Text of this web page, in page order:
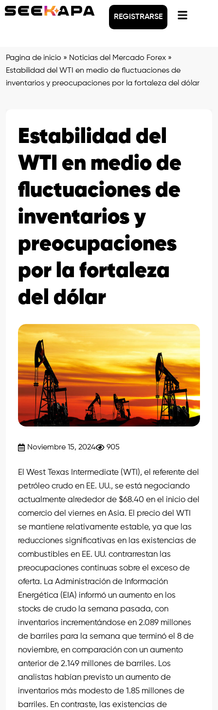
REGISTRARSE
Pagina de inicio » Noticias del Mercado Forex »
Estabilidad del WTI en medio de fluctuaciones de
inventarios y preocupaciones por la fortaleza del dólar
Estabilidad del
WTI en medio de
fluctuaciones de
inventarios y
preocupaciones
por la fortaleza
del dólar
Noviembre 15, 2024 905
El West Texas Intermediate (WTI), el referente del
petróleo crudo en EE. UU., se está negociando
actualmente alrededor de $68.40 en el inicio del
comercio del viernes en Asia. El precio del WTI
se mantiene relativamente estable, ya que las
reducciones significativas en las existencias de
combustibles en EE. UU. contrarrestan las
preocupaciones continuas sobre el exceso de
oferta. La Administración de Información
Energética (EIA) informó un aumento en los
stocks de crudo la semana pasada, con
inventarios incrementándose en 2.089 millones
de barriles para la semana que terminó el 8 de
noviembre, en comparación con un aumento
anterior de 2.149 millones de barriles. Los
analistas habían previsto un aumento de
inventarios más modesto de 1.85 millones de
barriles. En contraste, las existencias de